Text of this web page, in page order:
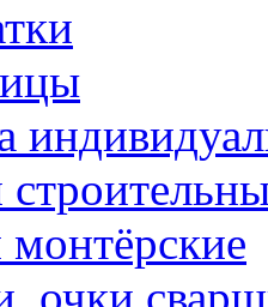
монтёрские